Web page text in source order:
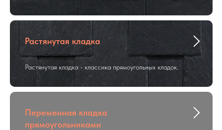
Растянутая кладка
Растянутая кладка - классика прямоугольных кладок.
Переменная кладка
прямоугольниками